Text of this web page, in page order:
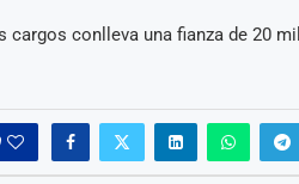
cargos conlleva una fianza de 20